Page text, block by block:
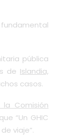
pública
de Islandia,
casos.
Comisión
“Un GHIC
viaje”.